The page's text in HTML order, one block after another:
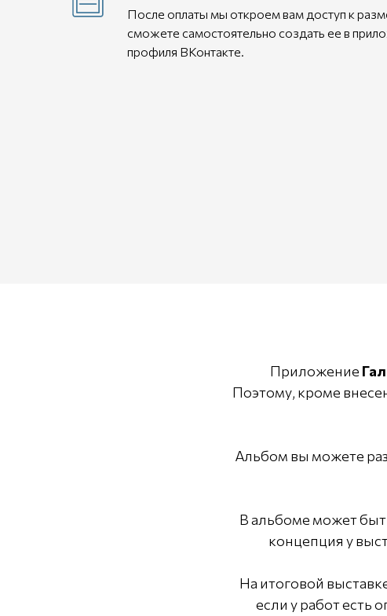
После оплаты мы откроем вам доступ к
сможете самостоятельно создать ее в
профиля ВКонтакте.
Приложение
Поэтому, кроме
Альбом вы можете
В альбоме может
концепция у
На итоговой
если у работ есть